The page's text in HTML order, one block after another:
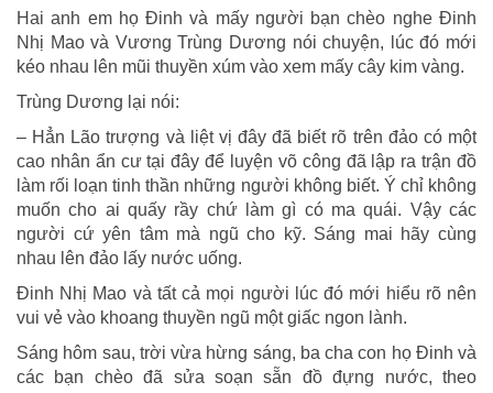
Hai anh em họ Đinh và mấy người bạn chèo nghe Đinh
Nhị Mao và Vương Trùng Dương nói chuyện, lúc đó mới
kéo nhau lên mũi thuyền xúm vào xem mấy cây kim vàng.
Trùng Dương lại nói:
– Hẳn Lão trượng và liệt vị đây đã biết rõ trên đảo có một
cao nhân ẩn cư tại đây để luyện võ công đã lập ra trận đồ
làm rối loạn tinh thần những người không biết. Ý chỉ không
muốn cho ai quấy rầy chứ làm gì có ma quái. Vậy các
người cứ yên tâm mà ngũ cho kỹ. Sáng mai hãy cùng
nhau lên đảo lấy nước uống.
Đinh Nhị Mao và tất cả mọi người lúc đó mới hiểu rõ nên
vui vẻ vào khoang thuyền ngũ một giấc ngon lành.
Sáng hôm sau, trời vừa hừng sáng, ba cha con họ Đinh và
các bạn chèo đã sửa soạn sẵn đồ đựng nước, theo